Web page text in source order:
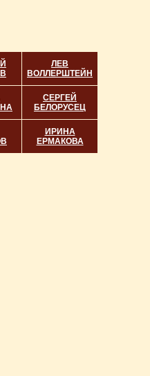
ЛЕВ
ВОЛЛЕРШТЕЙН
СЕРГЕЙ
БЕЛОРУСЕЦ
ИРИНА
ЕРМАКОВА